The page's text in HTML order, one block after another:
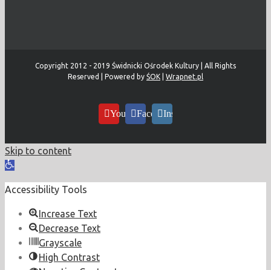
Copyright 2012 - 2019 Świdnicki Ośrodek Kultury | All Rights
Reserved | Powered by ŚOK Wrapnet.pl
YouTubeFacebookInstagram
Skip to content
Open
Accessibility Tools
Increase Text
Decrease Text
Grayscale
High Contrast